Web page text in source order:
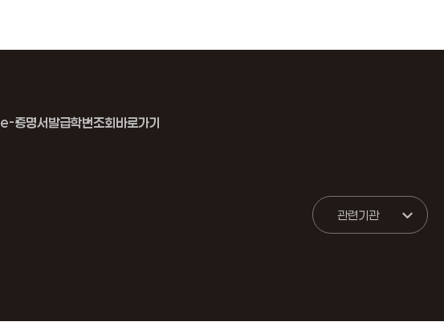
e-증명서발급학번조회바로가기
관련기관